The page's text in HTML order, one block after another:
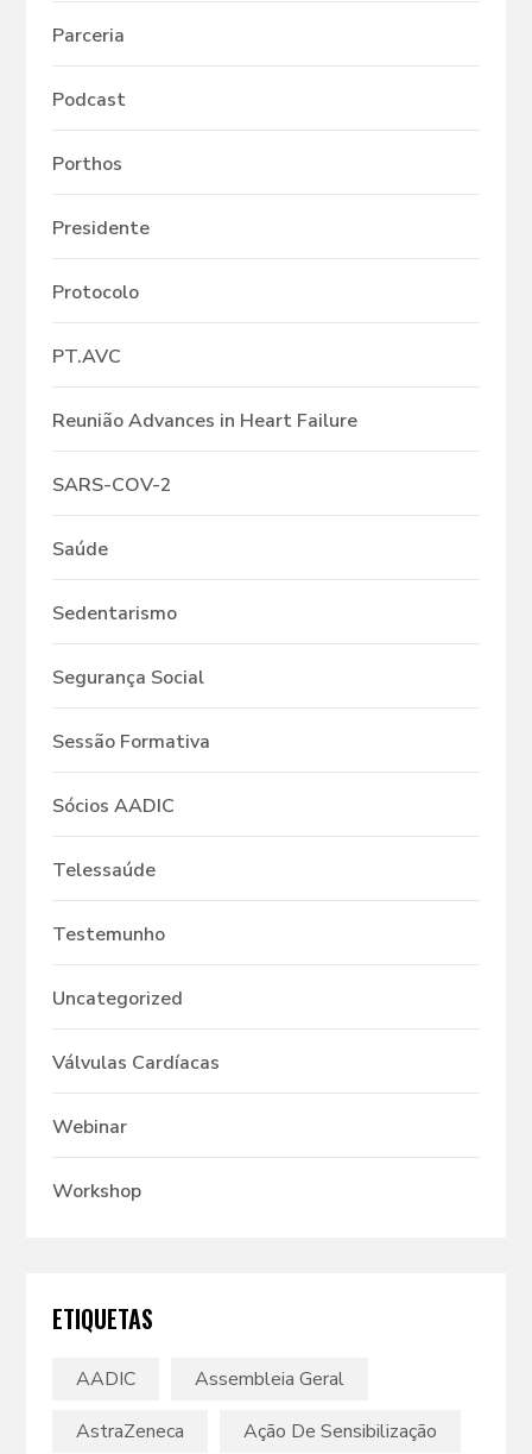
Parceria
Podcast
Porthos
Presidente
Protocolo
PT.AVC
Reunião Advances in Heart Failure
SARS-COV-2
Saúde
Sedentarismo
Segurança Social
Sessão Formativa
Sócios AADIC
Telessaúde
Testemunho
Uncategorized
Válvulas Cardíacas
Webinar
Workshop
ETIQUETAS
AADIC
Assembleia Geral
AstraZeneca
Ação De Sensibilização